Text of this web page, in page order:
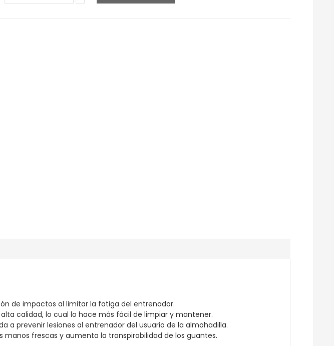
de impactos al limitar la fatiga del entrenador.
calidad, lo cual lo hace más fácil de limpiar y mantener.
a prevenir lesiones al entrenador del usuario de la almohadilla.
frescas y aumenta la transpirabilidad de los guantes.